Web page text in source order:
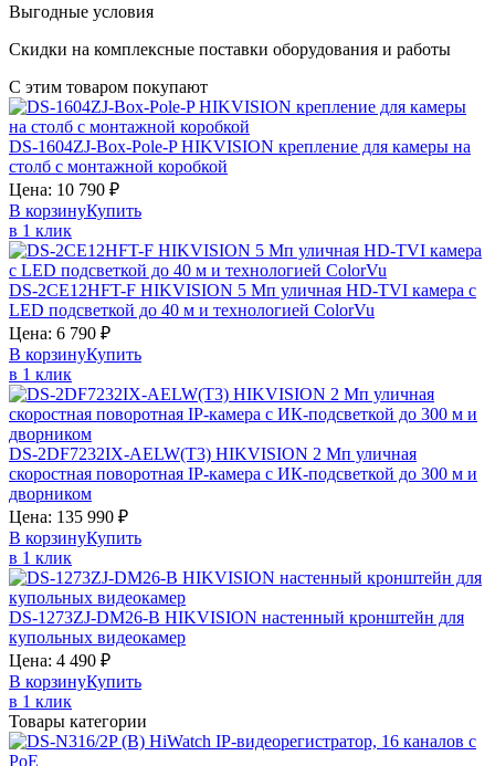
Выгодные условия
Скидки на комплексные поставки оборудования и работы
С этим товаром покупают
DS-1604ZJ-Box-Pole-PHIKVISION крепление для камеры на
столб с монтажной коробкой
Цена: 10 790 ₽
В корзинуКупить
в 1 клик
DS-2CE12HFT-F HIKVISION 5 Мп уличная HD-TVI камера с
LED подсветкой до 40 м и технологией ColorVu
Цена: 6 790 ₽
В корзинуКупить
в 1 клик
DS-2DF7232IX-AELW(T3) HIKVISION 2 Мп уличная
скоростная поворотная IP-камера с ИК-подсветкой до 300 м и
дворником
Цена: 135 990 ₽
В корзинуКупить
в 1 клик
DS-1273ZJ-DM26-B HIKVISION настенный кронштейн для
купольных видеокамер
Цена: 4 490 ₽
В корзинуКупить
в 1 клик
Товары категории